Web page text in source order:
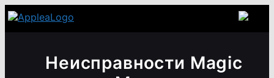
Неисправности Magic